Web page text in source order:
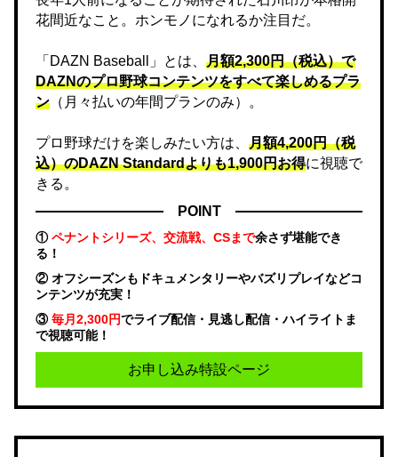
花間近なこと。ホンモノになれるか注目だ。
「DAZN Baseball」とは、 月額2,300円（税込）で
DAZNのプロ野球コンテンツをすべて楽しめるプラ
ン （月々払いの年間プランのみ）。
プロ野球だけを楽しみたい方は、 月額4,200円（税
込）のDAZN Standard​よりも1,900円お得に視聴で
きる。
POINT
①ペナントシリーズ、交流戦、CSまで余さず堪能でき
る！
② オフシーズンもドキュメンタリーやバズリプレイなどコ
ンテンツが充実！
③毎月2,300円でライブ配信・見逃し配信・ハイライトま
で視聴可能！
お申し込み特設ページ